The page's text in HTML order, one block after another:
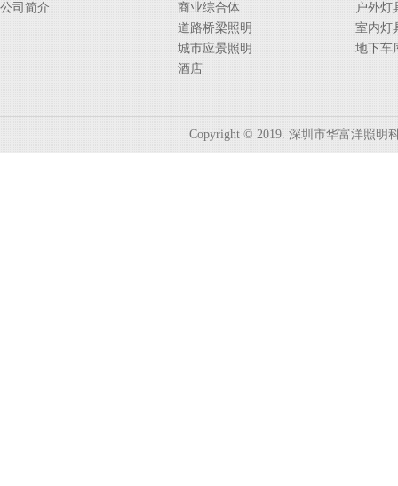
公司简介
商业综合体
道路桥梁照明
城市应景照明
酒店
户外灯
室内灯
地下车
Copyright © 2019. 深圳市华富洋照明